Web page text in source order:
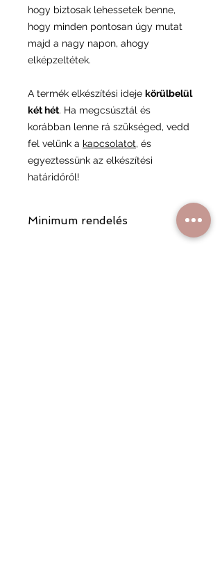
hogy biztosak lehessetek benne,
hogy minden pontosan úgy mutat
majd a nagy napon, ahogy
elképzeltétek.
A termék elkészítési ideje körülbelül
két hét. Ha megcsúsztál és
korábban lenne rá szükséged, vedd
fel velünk a kapcsolatot, és
egyeztessünk az elkészítési
határidőről!
Minimum rendelés